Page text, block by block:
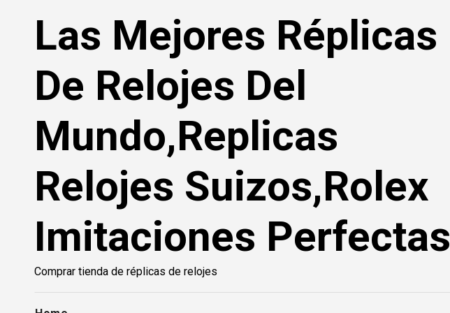
contenidoLas Mejores Réplicas
De Relojes Del
Mundo,Replicas
Relojes Suizos,Rolex
Imitaciones Perfectas
Comprar tienda de réplicas de relojes